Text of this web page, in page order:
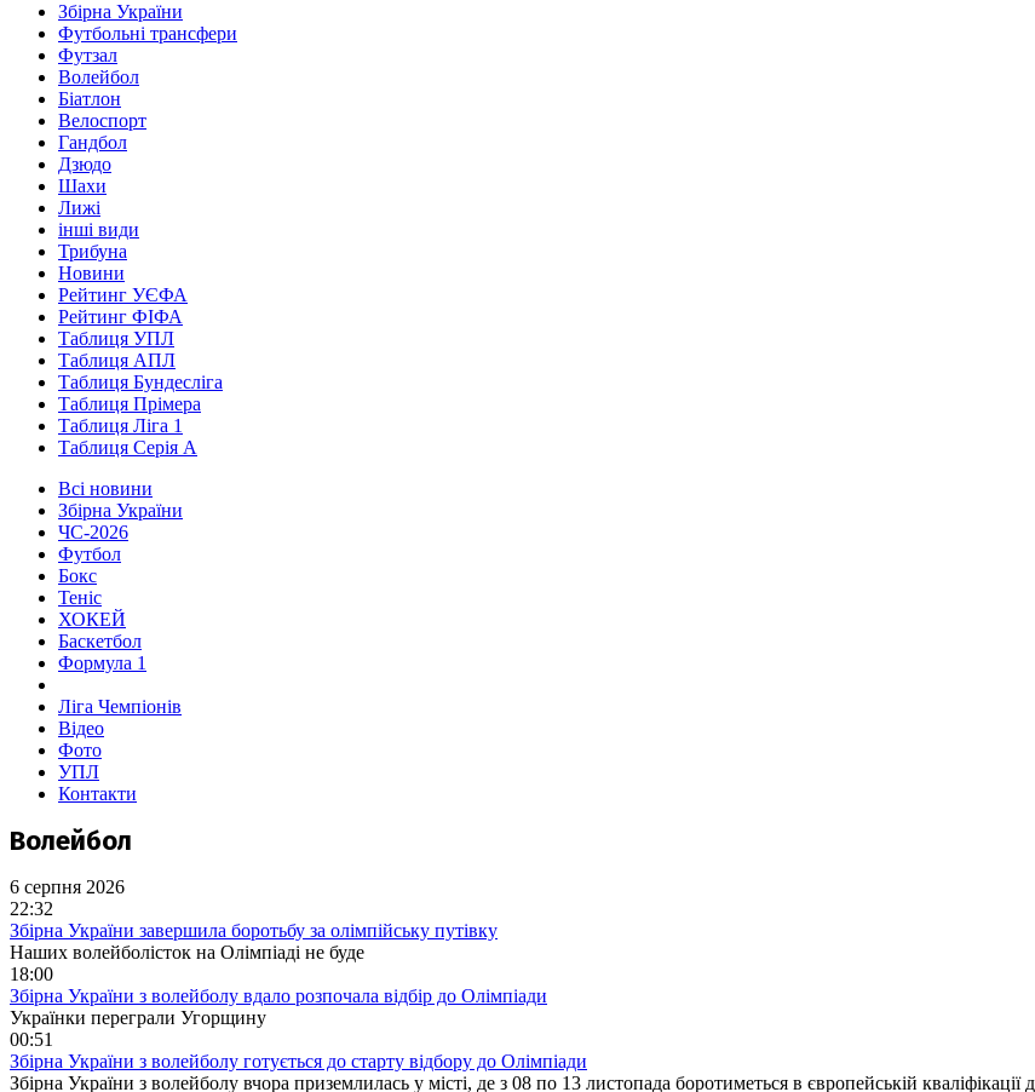
Збірна України
Футбольні трансфери
Футзал
Волейбол
Біатлон
Велоспорт
Гандбол
Дзюдо
Шахи
Лижі
інші види
Трибуна
Новини
Рейтинг УЄФА
Рейтинг ФІФА
Таблиця УПЛ
Таблиця АПЛ
Таблиця Бундесліга
Таблиця Прімера
Таблиця Ліга 1
Таблиця Серія А
Всі новини
Збірна України
ЧС-2026
Футбол
Бокс
Теніс
ХОКЕЙ
Баскетбол
Формула 1
Ліга Чемпіонів
Відео
Фото
УПЛ
Контакти
Волейбол
6 серпня 2026
22:32
Збірна України завершила боротьбу за олімпійську путівку
Наших волейболісток на Олімпіаді не буде
18:00
Збірна України з волейболу вдало розпочала відбір до Олімпіади
Українки переграли Угорщину
00:51
Збірна України з волейболу готується до старту відбору до Олімпіади
Збірна України з волейболу вчора приземлилась у місті, де з 08 по 13 листопада боротиметься в європейській кваліфікації